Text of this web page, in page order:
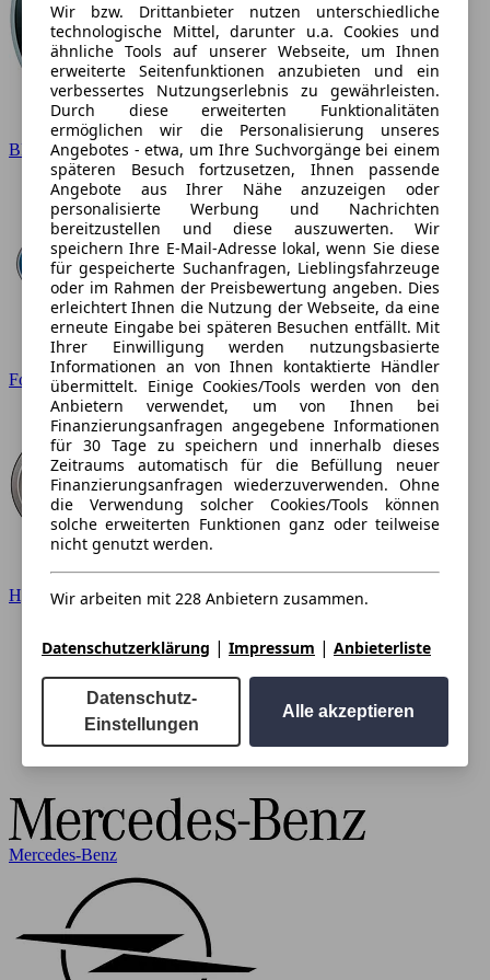
BMW
Ford
Hyundai
Mercedes-Benz
Wir bzw. Drittanbieter nutzen unterschiedliche
technologische Mittel, darunter u.a. Cookies und
ähnliche Tools auf unserer Webseite, um Ihnen
erweiterte Seitenfunktionen anzubieten und ein
verbessertes Nutzungserlebnis zu gewährleisten.
Durch diese erweiterten Funktionalitäten
ermöglichen wir die Personalisierung unseres
Angebotes - etwa, um Ihre Suchvorgänge bei einem
späteren Besuch fortzusetzen, Ihnen passende
Angebote aus Ihrer Nähe anzuzeigen oder
personalisierte Werbung und Nachrichten
bereitzustellen und diese auszuwerten. Wir
speichern Ihre E-Mail-Adresse lokal, wenn Sie diese
für gespeicherte Suchanfragen, Lieblingsfahrzeuge
oder im Rahmen der Preisbewertung angeben. Dies
erleichtert Ihnen die Nutzung der Webseite, da eine
erneute Eingabe bei späteren Besuchen entfällt. Mit
Ihrer Einwilligung werden nutzungsbasierte
Informationen an von Ihnen kontaktierte Händler
übermittelt. Einige Cookies/Tools werden von den
Anbietern verwendet, um von Ihnen bei
Finanzierungsanfragen angegebene Informationen
für 30 Tage zu speichern und innerhalb dieses
Zeitraums automatisch für die Befüllung neuer
Finanzierungsanfragen wiederzuverwenden. Ohne
die Verwendung solcher Cookies/Tools können
solche erweiterten Funktionen ganz oder teilweise
nicht genutzt werden.
Wir arbeiten mit 228 Anbietern zusammen.
Datenschutzerklärung | Impressum | Anbieterliste
Datenschutz-
Einstellungen
Alle akzeptieren